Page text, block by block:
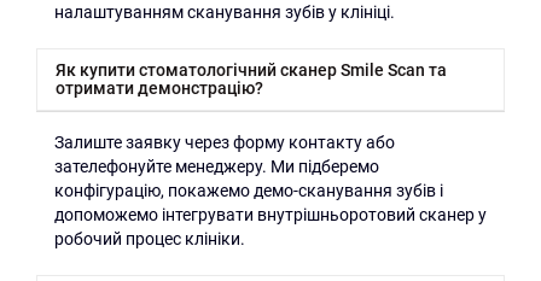
налаштуванням сканування зубів у клініці.
Як купити стоматологічний сканер Smile Scan та
отримати демонстрацію?
Залиште заявку через форму контакту або
зателефонуйте менеджеру. Ми підберемо
конфігурацію, покажемо демо-сканування зубів і
допоможемо інтегрувати внутрішньоротовий сканер у
робочий процес клініки.